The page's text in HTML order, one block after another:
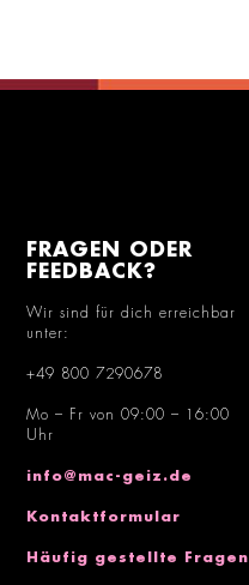
FRAGEN ODER
FEEDBACK?
Wir sind für dich erreichbar
unter:
+49 800 7290678
Mo – Fr von 09:00 – 16:00
Uhr
info@mac-geiz.de
Kontaktformular
Häufig gestellte Fragen